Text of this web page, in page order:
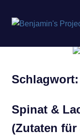
springen
Schlagwort:
Spinat &
(Zutaten für